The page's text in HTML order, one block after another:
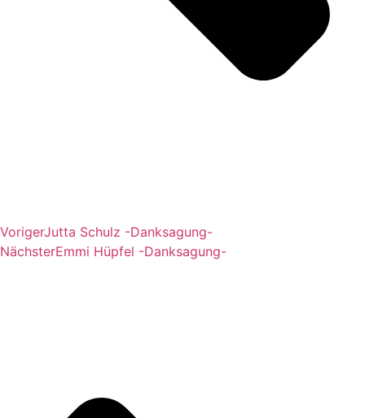
VorigerJutta Schulz -Danksagung-
NächsterEmmi Hüpfel -Danksagung-